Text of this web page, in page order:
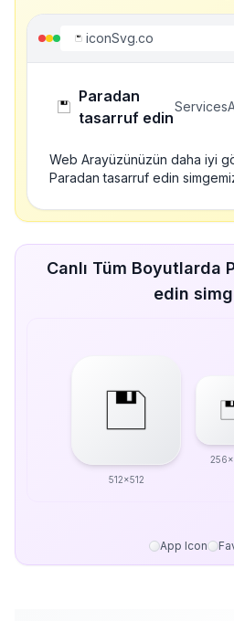
iconSvg.co
Paradan
tasarruf edin
Services
Web Arayüzünüzün daha iyi
Paradan tasarruf edin
Canlı Tüm Boyutlarda
edin
512x512
App Icon